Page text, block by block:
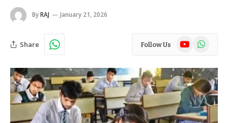
ByRAJ January 21, 2026
Share Follow Us YouTubeWhatsApp